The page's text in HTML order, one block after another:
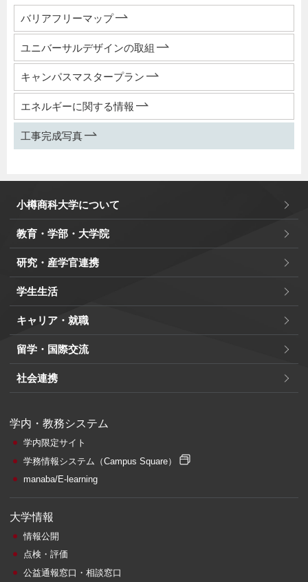
バリアフリーマップ
ユニバーサルデザインの取組
キャンパスマスタープラン
エネルギーに関する情報
工事完成写真
小樽商科大学について
教育・学部・大学院
研究・産学官連携
学生生活
キャリア・就職
留学・国際交流
社会連携
学内・教務システム
学内限定サイト
学務情報システム （Campus Square）
manaba/E-learning
大学情報
情報公開
点検・評価
公益通報窓口・相談窓口